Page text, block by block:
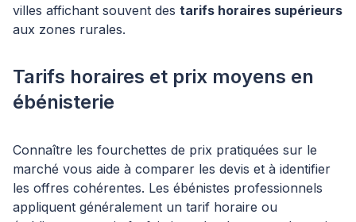
villes affichant souvent des tarifs horaires supérieurs
aux zones rurales.
Tarifs horaires et prix moyens en
ébénisterie
Connaître les fourchettes de prix pratiquées sur le
marché vous aide à comparer les devis et à identifier
les offres cohérentes. Les ébénistes professionnels
appliquent généralement un tarif horaire ou